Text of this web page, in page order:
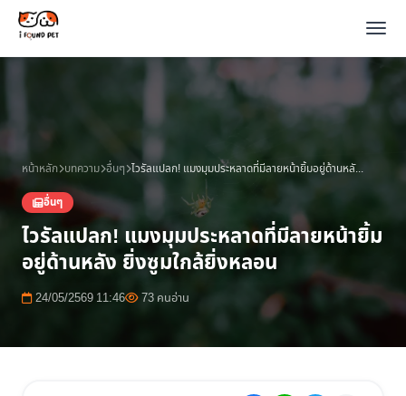
หน้าหลัก บทความ อื่นๆ ไวรัลแปลก! แมงมุมประหลาดที่มีลายหน้ายิ้มอยู่ด้านหลัง ยิ่งซูมใกล้ยิ่งหลอน
อื่นๆ
ไวรัลแปลก! แมงมุมประหลาดที่มีลายหน้ายิ้ม
อยู่ด้านหลัง ยิ่งซูมใกล้ยิ่งหลอน
24/05/2569 11:46 73 คนอ่าน